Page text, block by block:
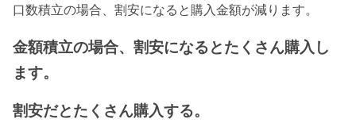
口数積立の場合、割安になると購入金額が減ります。
金額積立の場合、割安になるとたくさん購入し
ます。
割安だとたくさん購入する。